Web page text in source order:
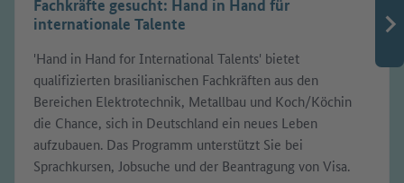
Fachkräfte gesucht: Hand in Hand für
internationale Talente
'Hand in Hand for International Talents' bietet
qualifizierten brasilianischen Fachkräften aus den
Bereichen Elektrotechnik, Metallbau und Koch/Köchin
die Chance, sich in Deutschland ein neues Leben
aufzubauen. Das Programm unterstützt Sie bei
Sprachkursen, Jobsuche und der Beantragung von Visa.